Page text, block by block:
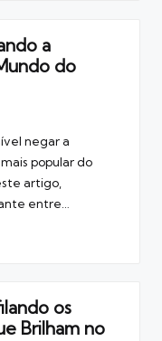
a
do
negar a
popular do
artigo,
entre…
os
Brilham no